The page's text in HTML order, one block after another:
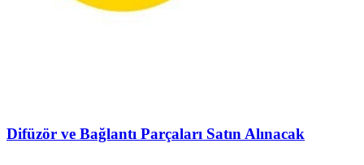
Difüzör ve Bağlantı Parçaları Satın Alınacak